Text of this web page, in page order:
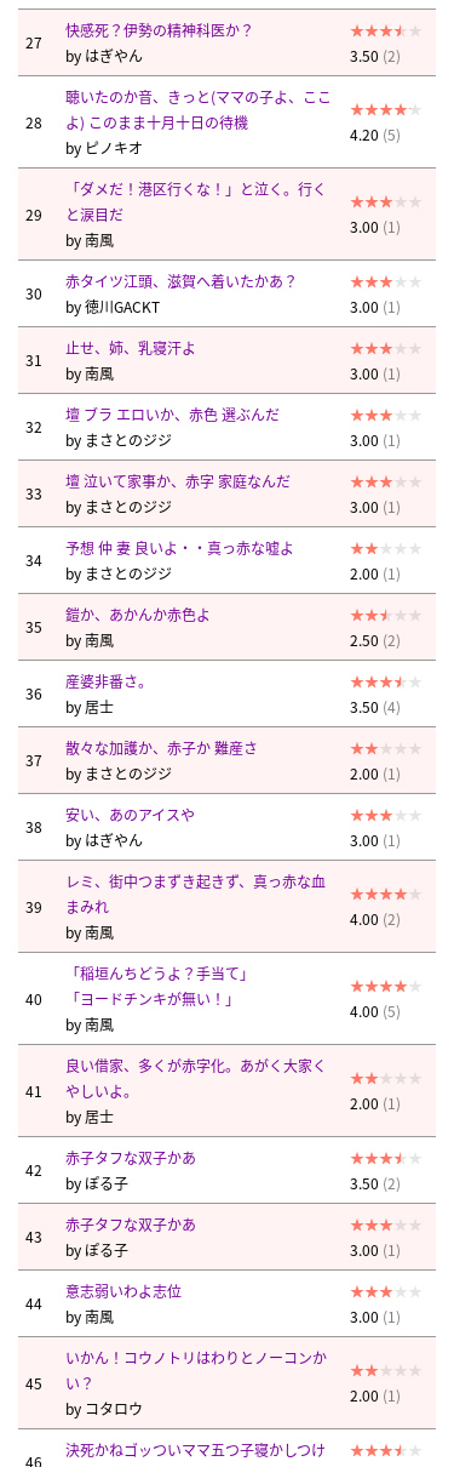
27
快感死？伊勢の精神科医か？
by はぎやん 3.50 (2)
28
聴いたのか音、きっと(ママの子よ、ここ
よ) このまま十月十日の待機
by ピノキオ
4.20 (5)
29
「ダメだ！港区行くな！」と泣く。行く
と涙目だ
by南風
3.00 (1)
30
赤タイツ江頭、滋賀へ着いたかあ？
by徳川GACKT 3.00 (1)
31
止せ、姉、乳寝汗よ
by南風 3.00 (1)
32
壇 ブラ エロいか、赤色 選ぶんだ
by まさとのジジ 3.00 (1)
33
壇 泣いて家事か、赤字 家庭なんだ
by まさとのジジ 3.00 (1)
34
予想 仲 妻 良いよ・・真っ赤な嘘よ
by まさとのジジ 2.00 (1)
35
鎧か、あかんか赤色よ
by南風 2.50 (2)
36
産婆非番さ。
by 居士 3.50 (4)
37
散々な加護か、赤子か 難産さ
by まさとのジジ 2.00 (1)
38
安い、あのアイスや
by はぎやん 3.00 (1)
39
レミ、街中つまずき起きず、真っ赤な血
まみれ
by南風
4.00 (2)
40
「稲垣んちどうよ？手当て」
「ヨードチンキが無い！」
by南風
4.00 (5)
41
良い借家、多くが赤字化。あがく大家く
やしいよ。
by 居士
2.00 (1)
42
赤子タフな双子かあ
by ぽる子 3.50 (2)
43
赤子タフな双子かあ
by ぽる子 3.00 (1)
44
意志弱いわよ志位
by南風 3.00 (1)
45
いかん！コウノトリはわりとノーコンか
い？
by コタロウ
2.00 (1)
46
決死かねゴッついママ五つ子寝かしつけ